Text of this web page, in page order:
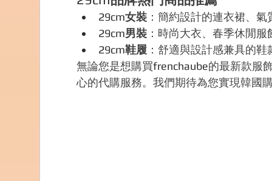
29cm女裝 ：簡約設計的連衣裙、
29cm男裝 ：時尚大衣、春季休閒
29cm鞋履 ：舒適與設計感兼具的
無論您是想購買frenchaube的最新款服
心的代購服務。我們期待為您實現韓國